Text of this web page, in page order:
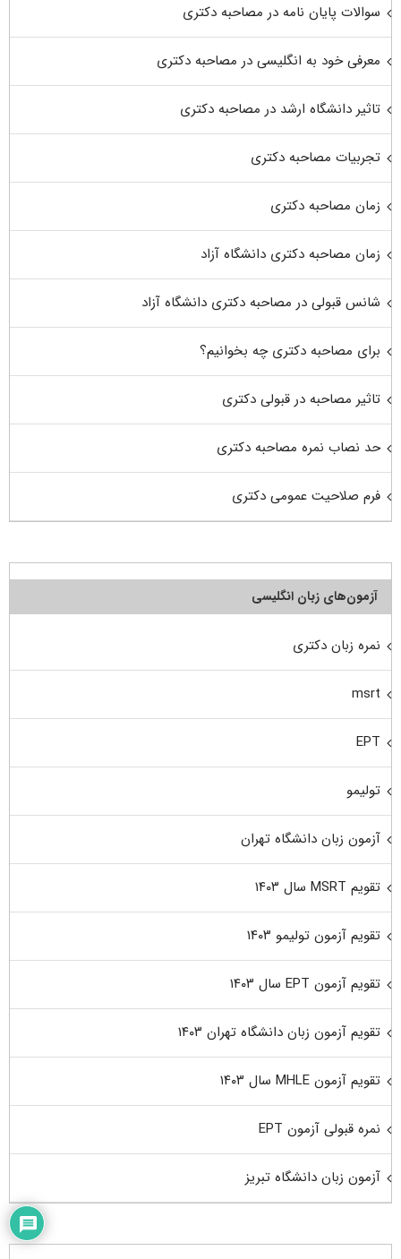
سوالات پایان نامه در مصاحبه دکتری
معرفی خود به انگلیسی در مصاحبه دکتری
تاثیر دانشگاه ارشد در مصاحبه دکتری
تجربیات مصاحبه دکتری
زمان مصاحبه دکتری
زمان مصاحبه دکتری دانشگاه آزاد
شانس قبولی در مصاحبه دکتری دانشگاه آزاد
برای مصاحبه دکتری چه بخوانیم؟
تاثیر مصاحبه در قبولی دکتری
حد نصاب نمره مصاحبه دکتری
فرم صلاحیت عمومی دکتری
آزمون‌های زبان انگلیسی
نمره زبان دکتری
msrt
EPT
تولیمو
آزمون زبان دانشگاه تهران
تقویم MSRT سال ۱۴۰۳
تقویم آزمون تولیمو ۱۴۰۳
تقویم آزمون EPT سال ۱۴۰۳
تقویم آزمون زبان دانشگاه تهران ۱۴۰۳
تقویم آزمون MHLE سال ۱۴۰۳
نمره قبولی آزمون EPT
آزمون زبان دانشگاه تبریز